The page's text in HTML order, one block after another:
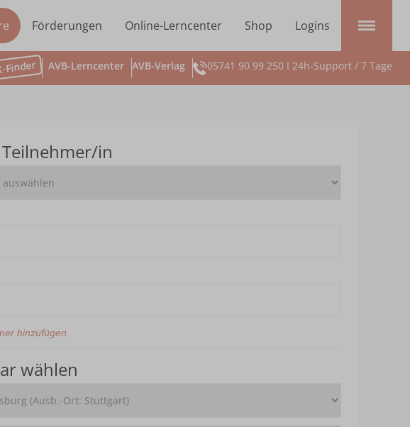
Förderungen Online-Lerncenter Shop Logins
Finder AVB-Lerncenter AVB-Verlag 05741 90 99 250 I 24h-Support / 7 Tage
in
hinzufügen
wählen